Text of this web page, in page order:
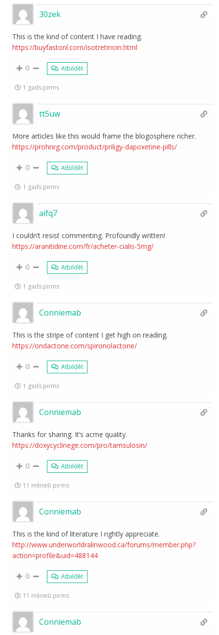
30zek
This is the kind of content I have reading.
https://buyfastonl.com/isotretinoin.html
0 Atbildēt
1 gads pirms
tt5uw
More articles like this would frame the blogosphere richer.
https://prohnrg.com/product/priligy-dapoxetine-pills/
0 Atbildēt
1 gads pirms
aifq7
I couldn’t resist commenting. Profoundly written!
https://aranitidine.com/fr/acheter-cialis-5mg/
0 Atbildēt
1 gads pirms
Conniemab
This is the stripe of content I get high on reading.
https://ondactone.com/spironolactone/
0 Atbildēt
1 gads pirms
Conniemab
Thanks for sharing. It’s acme quality.
https://doxycyclinege.com/pro/tamsulosin/
0 Atbildēt
11 mēneši pirms
Conniemab
This is the kind of literature I rightly appreciate.
http://www.underworldralinwood.ca/forums/member.php?
action=profile&uid=488144
0 Atbildēt
11 mēneši pirms
Conniemab